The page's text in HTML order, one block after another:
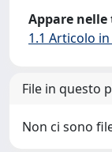
Appare
1.1 Articolo
File in questo
Non ci sono